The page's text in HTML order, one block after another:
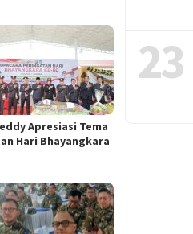
Apresiasi Tema
Hari Bhayangkara
23